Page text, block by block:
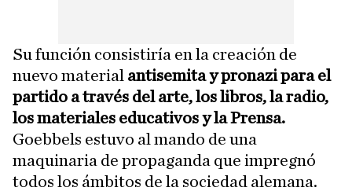
Su función consistiría en la creación de
nuevo material antisemita y pronazi para el
partido a través del arte, los libros, la radio,
los materiales educativos y la Prensa.
Goebbels estuvo al mando de una
maquinaria de propaganda que impregnó
todos los ámbitos de la sociedad alemana.